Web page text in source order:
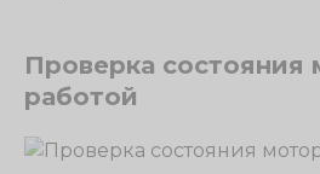
Проверка состояния
работой